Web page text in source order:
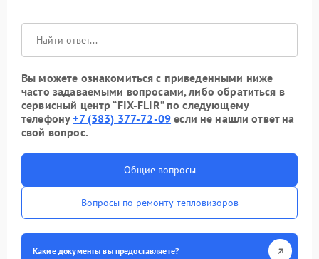
Вы можете ознакомиться с приведенными ниже
часто задаваемыми вопросами, либо обратиться в
сервисный центр “FIX-FLIR” по следующему
телефону+7 (383) 377-72-09 если не нашли ответ на
свой вопрос.
Общие вопросы
Вопросы по ремонту тепловизоров
Какие документы вы предоставляете?